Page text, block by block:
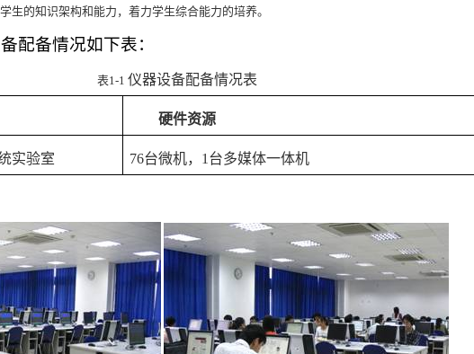
生的知识架构和能力，着力学生综合能力的培养。
配备情况如下表：
表1-1 仪器设备配备情况表
硬件资源
实验室 76台微机， 1 台多媒体一体机